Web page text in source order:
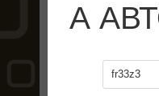
А
fr33z3